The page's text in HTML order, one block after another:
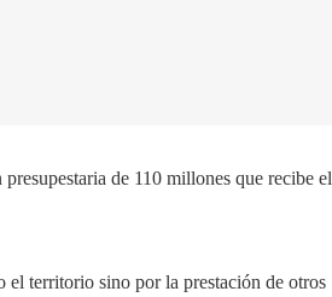
de 110 millones que recibe el
el territorio sino por la prestación de otros